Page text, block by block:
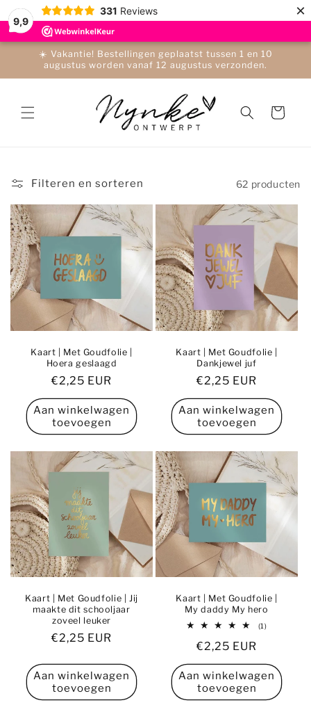
9,9
331 Reviews ×
Meteen
naar de
content
☀️ Vakantie! Bestellingen geplaatst tussen 1 en 10
augustus worden vanaf 12 augustus verzonden.
Winkelwagen
Filteren en sorteren 62 producten
Kaart | Met Goudfolie |
Hoera geslaagd
Normale
prijs
€2,25 EUR
Aan winkelwagen
toevoegen
Kaart | Met Goudfolie |
Dankjewel juf
Normale
prijs
€2,25 EUR
Aan winkelwagen
toevoegen
Kaart | Met Goudfolie | Jij
maakte dit schooljaar
zoveel leuker
Normale
€2,25 EUR
Aan winkelwagen
toevoegen
Kaart | Met Goudfolie |
My daddy My hero
(1)1
Normale
prijs
€2,25 EUR
Aan winkelwagen
toevoegen